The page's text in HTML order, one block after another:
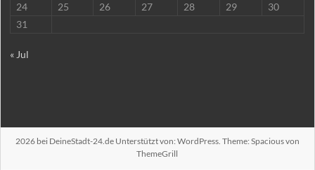
24
25 26 27 28 29
30
31
« Jul
2026 bei DeineStadt-24.deUnterstützt von: WordPress. Theme: Spacious von
ThemeGrill